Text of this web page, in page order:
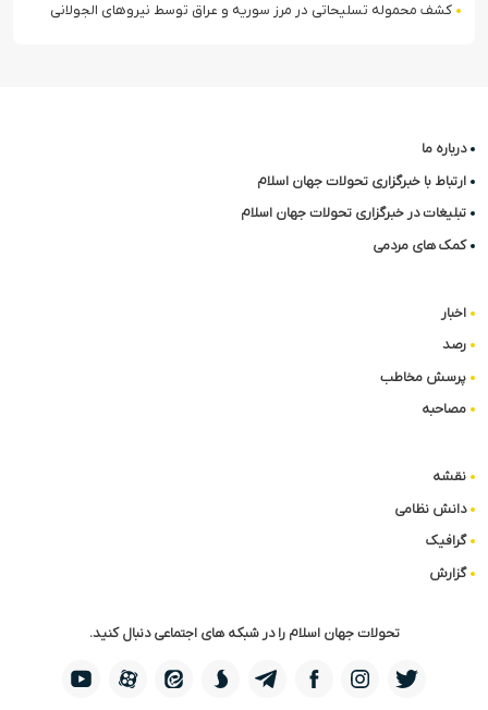
تلاش نیروهای امنیتی عراق برای ورود به مقر مقاومت در حومه بغداد
درباره ما
ارتباط با خبرگزاری تحولات جهان اسلام
تبلیغات در خبرگزاری تحولات جهان اسلام
کمک های مردمی
اخبار
رصد
پرسش مخاطب
مصاحبه
نقشه
دانش نظامی
گرافیک
گزارش
تحولات جهان اسلام را در شبکه های اجتماعی دنبال کنید.